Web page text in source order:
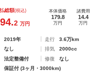
ーミラー・Ｃソナー
総額(税込)
2 万円
本体価格
179.8
万円
諸費用
14.4
万円
2019年 走行
3.6万km
なし 排気
2000cc
法定整備付 修復
なし
保証付 (3ヶ月・3000km)